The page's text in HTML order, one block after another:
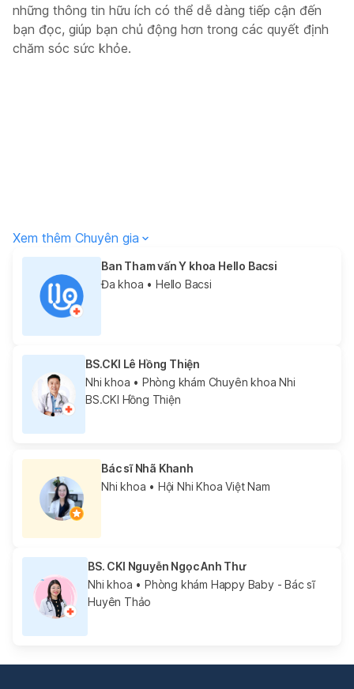
những thông tin hữu ích có thể dễ dàng tiếp cận đến
bạn đọc, giúp bạn chủ động hơn trong các quyết định
chăm sóc sức khỏe.
Xem thêm Chuyên gia
Ban Tham vấn Y khoa Hello Bacsi
Đa khoa • Hello Bacsi
BS.CKI Lê Hồng Thiện
Nhi khoa • Phòng khám Chuyên khoa Nhi
BS.CKI Hồng Thiện
Bác sĩ Nhã Khanh
Nhi khoa • Hội Nhi Khoa Việt Nam
BS. CKI Nguyễn Ngọc Anh Thư
Nhi khoa • Phòng khám Happy Baby - Bác sĩ
Huyên Thảo